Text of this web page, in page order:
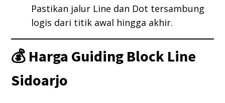
Pastikan jalur Line dan Dot tersambung
logis dari titik awal hingga akhir.
💰 Harga Guiding Block Line
Sidoarjo